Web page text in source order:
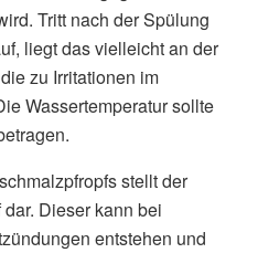
Tritt nach der Spülung
liegt das vielleicht an der
zu Irritationen im
Wassertemperatur sollte
stellt der
Dieser kann bei
entstehen und